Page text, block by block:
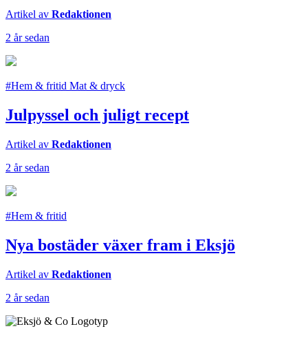
Artikel av Redaktionen
2 år sedan
#Hem & fritid Mat & dryck
Julpyssel och juligt recept
Artikel av Redaktionen
2 år sedan
#Hem & fritid
Nya bostäder växer fram i Eksjö
Artikel av Redaktionen
2 år sedan